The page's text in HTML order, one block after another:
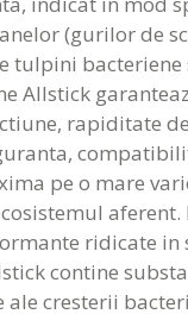
(gurilor de
tulpini bacteriene
Allstick
rapiditate
pe o mare
aferent.
ridicate in
contine
cresterii